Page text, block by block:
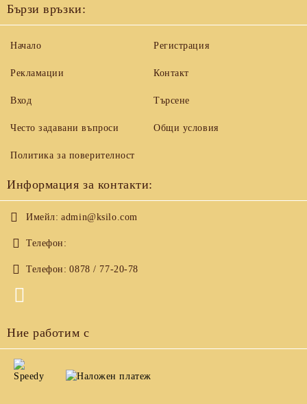
Бързи връзки:
Начало
Рекламации
Вход
Често задавани въпроси
Регистрация
Контакт
Търсене
Общи условия
Политика за поверителност
Информация за контакти:
Имейл: admin@ksilo.com
Телефон:
Телефон: 0878 / 77-20-78
Ние работим с